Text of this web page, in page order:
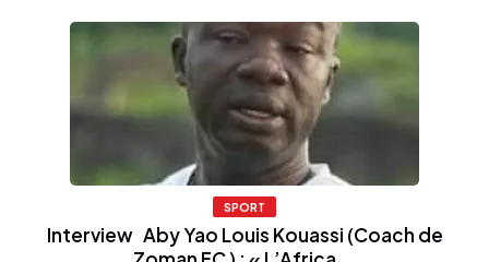
SPORT
Interview Aby Yao Louis Kouassi (Coach de